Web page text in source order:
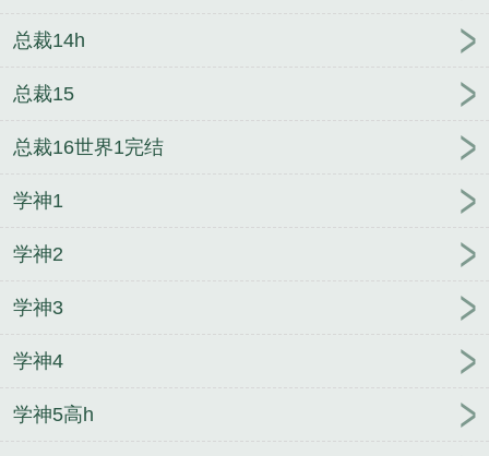
总裁14h
总裁15
总裁16世界1完结
学神1
学神2
学神3
学神4
学神5高h